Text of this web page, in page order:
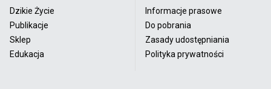
Dzikie Życie
Publikacje
Sklep
Edukacja
Informacje prasowe
Do pobrania
Zasady udostępniania
Polityka prywatności